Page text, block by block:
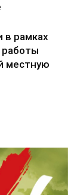
в рамках
местную